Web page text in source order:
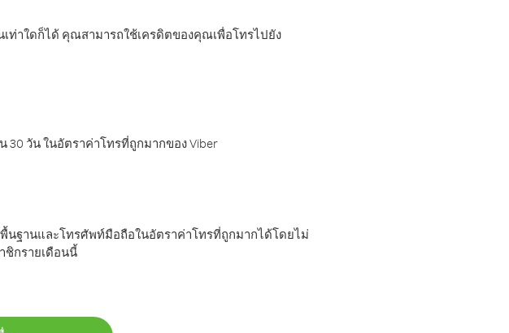
ท่าใดก็ได้ คุณสามารถใช้เครดิตของคุณเพื่อโทรไปยัง
วัน ในอัตราค่าโทรที่ถูกมากของ Viber
นฐานและโทรศัพท์มือถือในอัตราค่าโทรที่ถูกมากได้โดยไม่
กรายเดือนนี้